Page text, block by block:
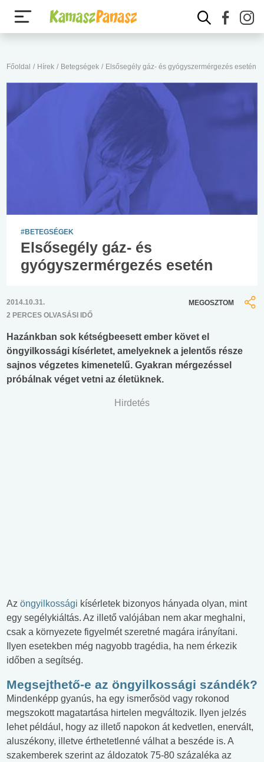
Főoldal / Hírek / Betegségek / Elsősegély gáz- és gyógyszermérgezés esetén
#BETEGSÉGEK
Elsősegély gáz- és
gyógyszermérgezés esetén
2014.10.31.
2 PERCES OLVASÁSI IDŐ
MEGOSZTOM
Hazánkban sok kétségbeesett ember követ el
öngyilkossági kísérletet, amelyeknek a jelentős része
sajnos végzetes kimenetelű. Gyakran mérgezéssel
próbálnak véget vetni az életüknek.
Hirdetés
Az öngyilkossági kísérletek bizonyos hányada olyan, mint
egy segélykiáltás. Az illető valójában nem akar meghalni,
csak a környezete figyelmét szeretné magára irányítani.
Ilyen esetekben még nagyobb tragédia, ha nem érkezik
időben a segítség.
Megsejthető-e az öngyilkossági szándék?
Mindenképp gyanús, ha egy ismerősöd vagy rokonod
megszokott magatartása hirtelen megváltozik. Ilyen jelzés
lehet például, hogy az illető napokon át kedvetlen, enervált,
aluszékony, illetve érthetetlenné válhat a beszéde is. A
szakemberek szerint az áldozatok 75-80 százaléka az